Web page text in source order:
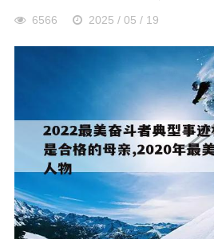
6566 2025 / 05 / 19